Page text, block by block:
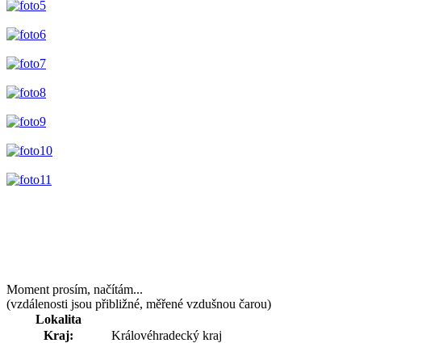
Moment prosím, načítám...
(vzdálenosti jsou přibližné, měřené vzdušnou čarou)
Lokalita
Kraj:
Královéhradecký kraj